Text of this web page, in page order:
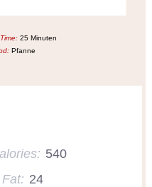
25 Minuten
Pfanne
540
Fat: 24